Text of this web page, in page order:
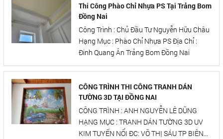
Thi Công Phào Chỉ Nhựa PS Tại Trảng Bom
Đồng Nai
Công Trình : Chủ Đầu Tư Nguyễn Hữu Châu
Hạng Mục : Phào Chỉ Nhựa PS Địa Chỉ :
Đinh Quang Ân Trảng Bom Đồng Nai
CÔNG TRÌNH THI CÔNG TRANH DÁN
TƯỜNG 3D TẠI ĐỒNG NAI
CÔNG TRÌNH : ANH NGUYỄN LÊ DŨNG
HẠNG MỤC : TRANH DÁN TƯỜNG 3D UV
KIM TUYẾN NỔI ĐC: VÕ THỊ SÁU TP BIÊN